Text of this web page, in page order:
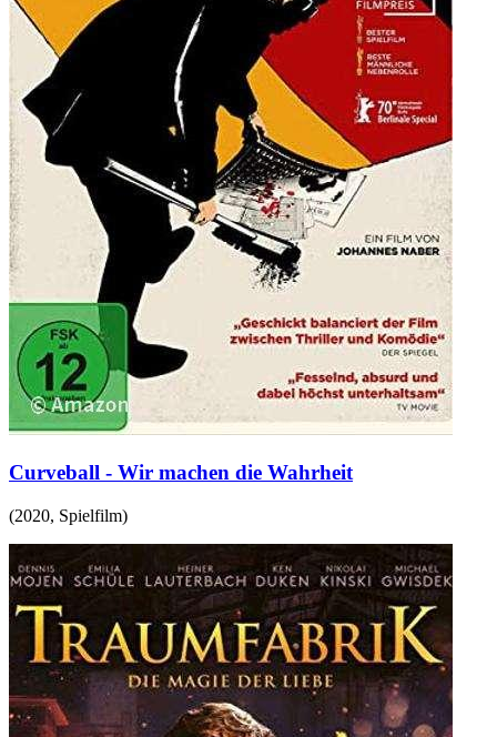
Curveball - Wir machen die Wahrheit
(2020, Spielfilm)